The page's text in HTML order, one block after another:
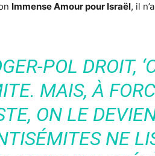
Immense Amour pour Israël, il
POL DROIT,
MAIS, À
ON LE
NE